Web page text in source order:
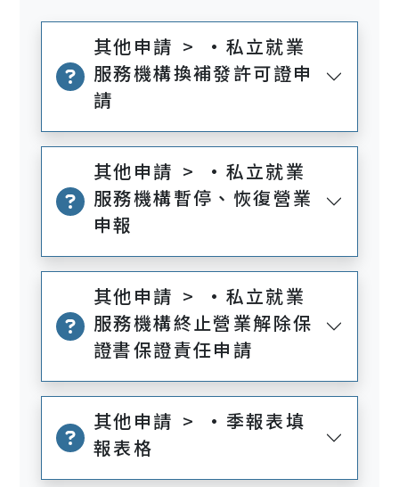
其他申請 > •私立就業
服務機構換補發許可證申
請
其他申請 > •私立就業
服務機構暫停、恢復營業
申報
其他申請 > •私立就業
服務機構終止營業解除保
證書保證責任申請
其他申請 > •季報表填
報表格